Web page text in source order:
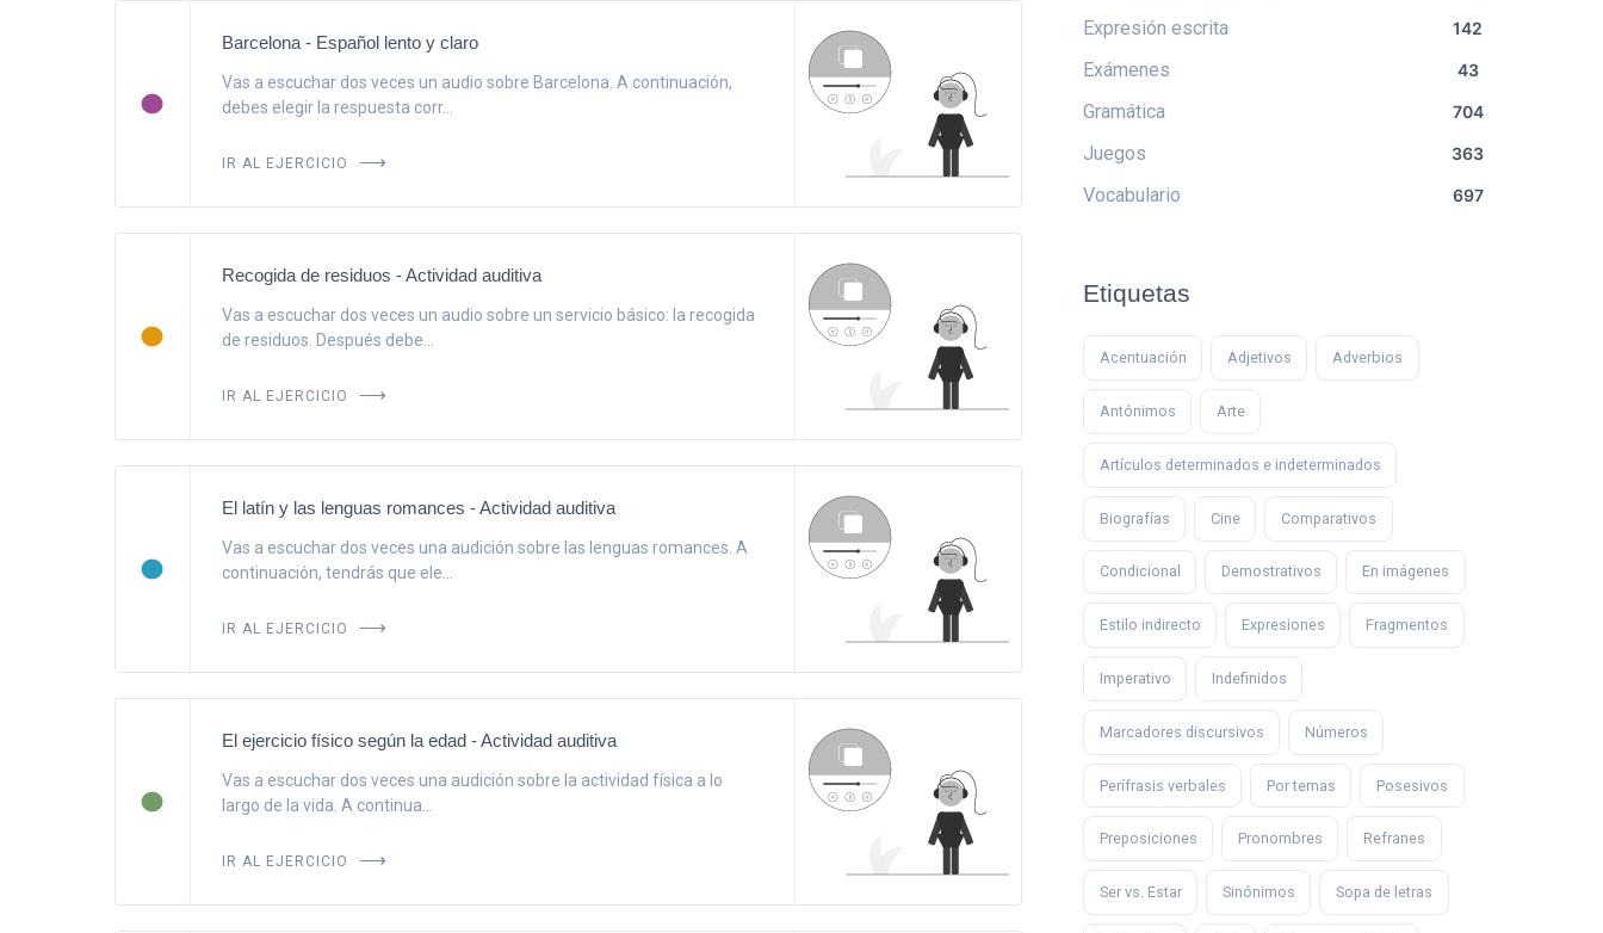
Barcelona - Español lento y claro
Vas a escuchar dos veces un audio sobre Barcelona. A continuación,
debes elegir la respuesta corr...
IR AL EJERCICIO
Recogida de residuos - Actividad auditiva
Vas a escuchar dos veces un audio sobre un servicio básico: la recogida
de residuos. Después debe...
IR AL EJERCICIO
El latín y las lenguas romances - Actividad auditiva
Vas a escuchar dos veces una audición sobre las lenguas romances. A
continuación, tendrás que ele...
IR AL EJERCICIO
El ejercicio físico según la edad - Actividad auditiva
Vas a escuchar dos veces una audición sobre la actividad física a lo
largo de la vida. A continua...
IR AL EJERCICIO
Expresión escrita 142
Exámenes 43
Gramática 704
Juegos 363
Vocabulario 697
Etiquetas
Acentuación Adjetivos Adverbios
Antónimos Arte
Artículos determinados e indeterminados
Biografías Cine Comparativos
Condicional Demostrativos En imágenes
Estilo indirecto Expresiones Fragmentos
Imperativo Indefinidos
Marcadores discursivos Números
Perífrasis verbales Por temas Posesivos
Preposiciones Pronombres Refranes
Ser vs. Estar Sinónimos Sopa de letras